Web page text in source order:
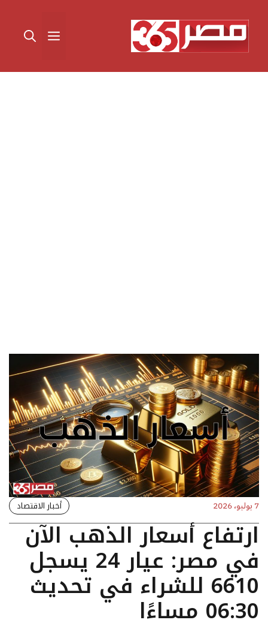
المحتوى القائمة
7 يوليو، 2026 أخبار الاقتصاد
ارتفاع أسعار الذهب الآن
في مصر: عيار 24 يسجل
6610 للشراء في تحديث
06:30 مساءًا